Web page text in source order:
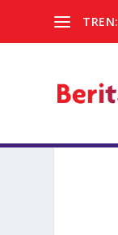
TREN: